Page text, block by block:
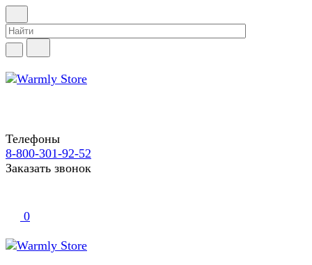
Телефоны
8-800-301-92-52
Заказать звонок
0